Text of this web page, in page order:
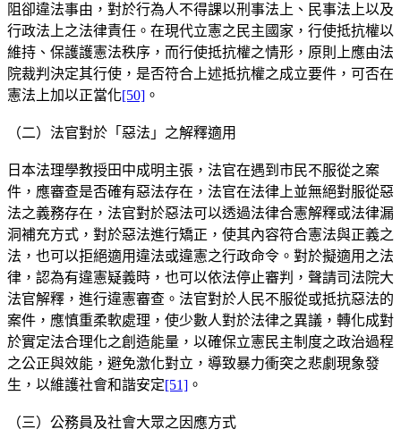
阻卻違法事由，對於行為人不得課以刑事法上、民事法上以及
行政法上之法律責任。在現代立憲之民主國家，行使抵抗權以
維持、保護護憲法秩序，而行使抵抗權之情形，原則上應由法
院裁判決定其行使，是否符合上述抵抗權之成立要件，可否在
憲法上加以正當化[50] 。
（二）法官對於「惡法」之解釋適用
日本法理學教授田中成明主張，法官在遇到市民不服從之案
件，應審查是否確有惡法存在，法官在法律上並無絕對服從惡
法之義務存在，法官對於惡法可以透過法律合憲解釋或法律漏
洞補充方式，對於惡法進行矯正，使其內容符合憲法與正義之
法，也可以拒絕適用違法或違憲之行政命令。對於擬適用之法
律，認為有違憲疑義時，也可以依法停止審判，聲請司法院大
法官解釋，進行違憲審查。法官對於人民不服從或抵抗惡法的
案件，應慎重柔軟處理，使少數人對於法律之異議，轉化成對
於實定法合理化之創造能量，以確保立憲民主制度之政治過程
之公正與效能，避免激化對立，導致暴力衝突之悲劇現象發
生，以維護社會和諧安定[51] 。
（三）公務員及社會大眾之因應方式